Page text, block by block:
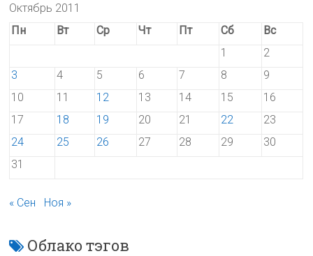
Октябрь 2011
Пн
Вт Ср Чт Пт Сб
Вс
1
2
3
4 5 6 7 8
9
10
11 12 13 14 15
16
17
18 19 20 21 22
23
24
25 26 27 28 29
30
31
« Сен Ноя »
Облако тэгов